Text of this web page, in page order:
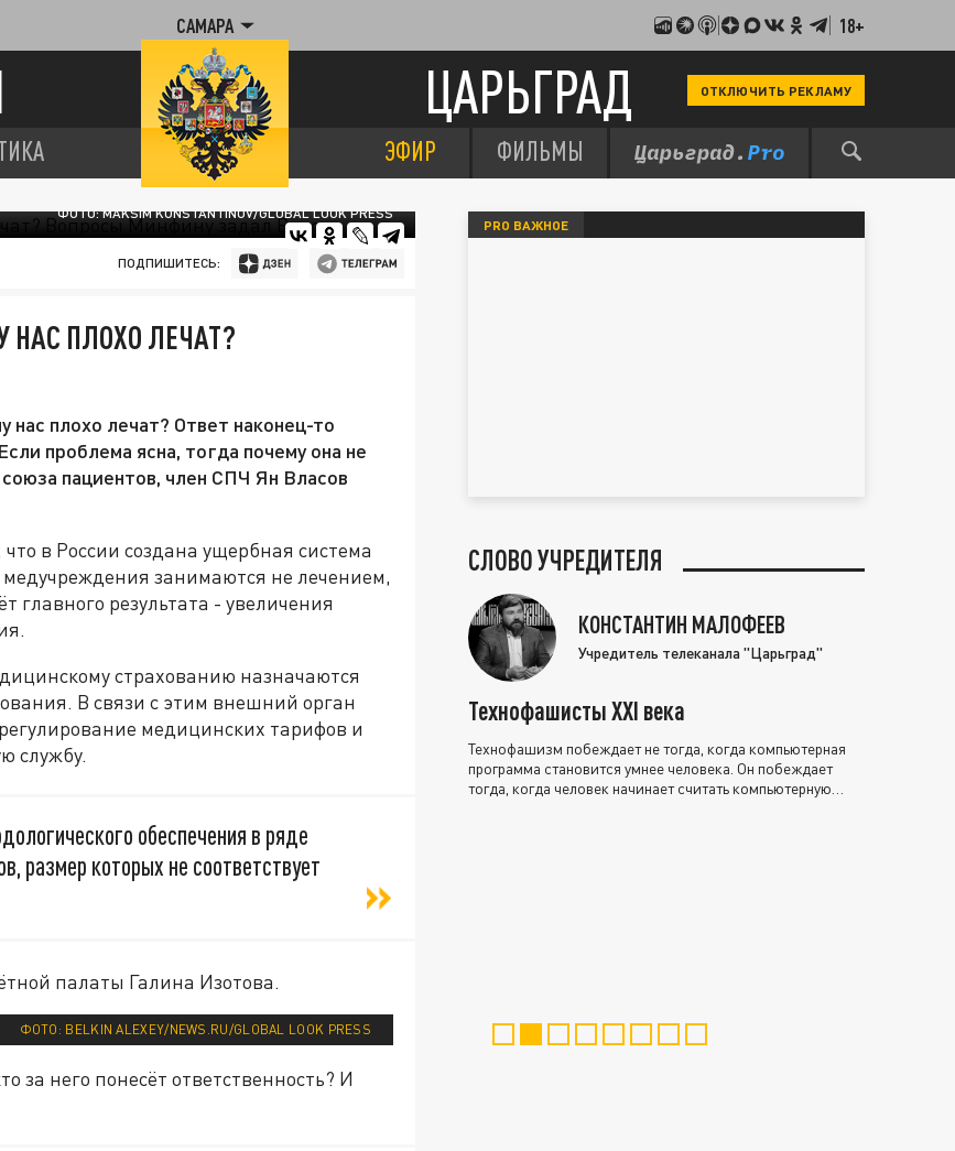
САМАРА 18+
ЦАРЬГРАД ОТКЛЮЧИТЬ РЕКЛАМУ
ЭФИР ФИЛЬМЫ
ФОТО: MAKSIM KONSTANTINOV/GLOBAL LOOK PRESS
ПОДПИШИТЕСЬ:
ПЛОХО ЛЕЧАТ?
плохо лечат? Ответ наконец-то
проблема ясна, тогда почему она не
пациентов, член СПЧ Ян Власов
в России создана ущербная система
занимаются не лечением,
главного результата - увеличения
страхованию назначаются
В связи с этим внешний орган
медицинских тарифов и
службу.
обеспечения в ряде
размер которых не соответствует
палаты Галина Изотова.
ФОТО: BELKIN ALEXEY/NEWS.RU/GLOBAL LOOK PRESS
за него понесёт ответственность? И
PRO ВАЖНОЕ
СЛОВО УЧРЕДИТЕЛЯ
КОНСТАНТИН МАЛОФЕЕВ
Учредитель телеканала "Царьград"
Технофашисты XXI века
Технофашизм побеждает не тогда, когда компьютерная
программа становится умнее человека. Он побеждает
тогда, когда человек начинает считать компьютерную